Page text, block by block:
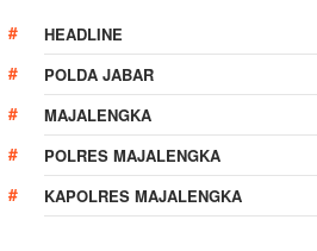
HEADLINE
POLDA JABAR
MAJALENGKA
POLRES MAJALENGKA
KAPOLRES MAJALENGKA